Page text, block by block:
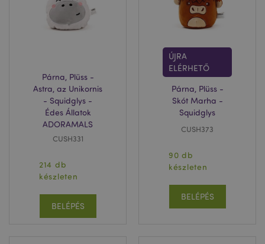
Párna, Plüss -
Astra, az Unikornis
- Squidglys -
Édes Állatok
ADORAMALS
CUSH331
214 db
készleten
BELÉPÉS
ÚJRA
ELÉRHETŐ
Párna, Plüss -
Skót Marha -
Squidglys
CUSH373
90 db
készleten
BELÉPÉS